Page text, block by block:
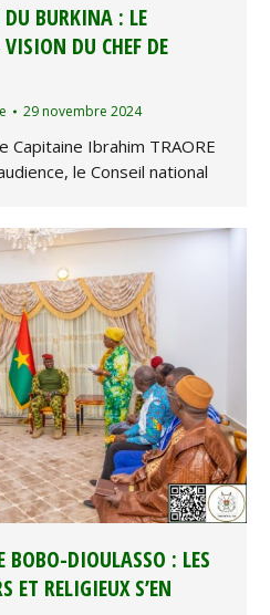
BURKINA : LE
DU CHEF DE
29 novembre 2024
Capitaine Ibrahim TRAORE
le Conseil national
BOBO-DIOULASSO : LES
ET RELIGIEUX S’EN